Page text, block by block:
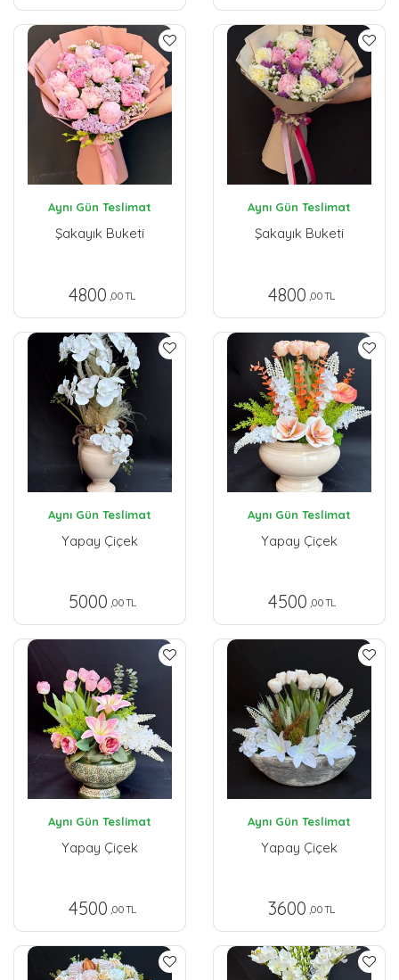
Aynı Gün Teslimat
Şakayık Buketi
4800 ,00 TL
Aynı Gün Teslimat
Şakayık Buketi
4800 ,00 TL
Aynı Gün Teslimat
Yapay Çiçek
5000 ,00 TL
Aynı Gün Teslimat
Yapay Çiçek
4500 ,00 TL
Aynı Gün Teslimat
Yapay Çiçek
4500 ,00 TL
Aynı Gün Teslimat
Yapay Çiçek
3600 ,00 TL